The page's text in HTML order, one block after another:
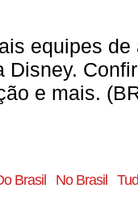
equipes
Disney.
e mais.
Brasil No Brasil